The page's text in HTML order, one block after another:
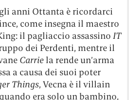
anni Ottanta è ricordarci
come insegna il maestro
il pagliaccio assassinoIT
dei Perdenti, mentre il
Carrie la rende un’arma
a causa dei suoi poter
Things, Vecna è il villain
era solo un bambino,